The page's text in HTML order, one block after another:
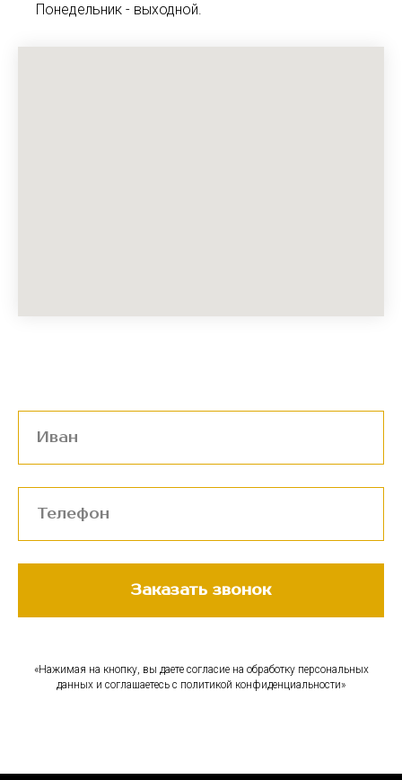
Понедельник - выходной.
Заказать звонок
«Нажимая на кнопку, вы даете согласие на обработку персональных
данных и соглашаетесь c политикой конфиденциальности»